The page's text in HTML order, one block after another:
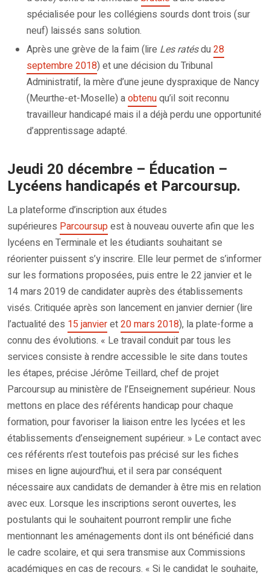
spécialisée pour les collégiens sourds dont trois (sur
neuf) laissés sans solution.
Après une grève de la faim (lire Les ratésdu28
septembre 2018) et une décision du Tribunal
Administratif, la mère d’une jeune dyspraxique de Nancy
(Meurthe-et-Moselle) aobtenuqu’il soit reconnu
travailleur handicapé mais il a déjà perdu une opportunité
d’apprentissage adapté.
Jeudi 20 décembre – Éducation –
Lycéens handicapés et Parcoursup.
La plateforme d’inscription aux études
supérieures Parcoursupest à nouveau ouverte afin que les
lycéens en Terminale et les étudiants souhaitant se
réorienter puissent s’y inscrire. Elle leur permet de s’informer
sur les formations proposées, puis entre le 22 janvier et le
14 mars 2019 de candidater auprès des établissements
visés. Critiquée après son lancement en janvier dernier (lire
l’actualité des 15 janvieret20 mars 2018), la plate-forme a
connu des évolutions. « Le travail conduit par tous les
services consiste à rendre accessible le site dans toutes
les étapes, précise Jérôme Teillard, chef de projet
Parcoursup au ministère de l’Enseignement supérieur. Nous
mettons en place des référents handicap pour chaque
formation, pour favoriser la liaison entre les lycées et les
établissements d’enseignement supérieur. » Le contact avec
ces référents n’est toutefois pas précisé sur les fiches
mises en ligne aujourd’hui, et il sera par conséquent
nécessaire aux candidats de demander à être mis en relation
avec eux. Lorsque les inscriptions seront ouvertes, les
postulants qui le souhaitent pourront remplir une fiche
mentionnant les aménagements dont ils ont bénéficié dans
le cadre scolaire, et qui sera transmise aux Commissions
académiques en cas de recours. « Si le candidat le souhaite,